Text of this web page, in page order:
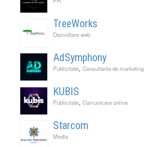
TreeWorks
Dezvoltare web
AdSymphony
Publicitate, Consultanta de marketing
KUBIS
Publicitate, Comunicare online
Starcom
Media